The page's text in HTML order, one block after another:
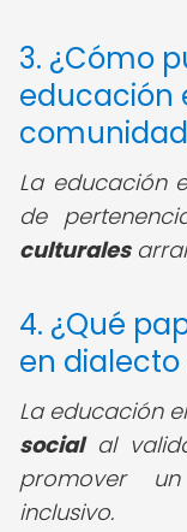
3. ¿Cómo
educación
La educación
de
culturales
4. ¿Qué
en dialecto
La educación
socialal
promover
inclusivo.